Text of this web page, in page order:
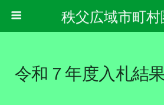
秩父広域市町
令和７年度入札結